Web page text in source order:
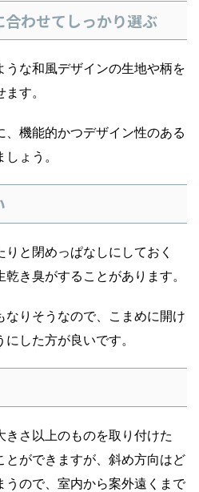
わせてしっかり選ぶ
な和風デザインの生地や柄を
す。
機能的かつデザイン性のある
ょう。
と閉めっぱなしにしておく
き臭がすることがあります。
なりそうなので、こまめに開け
した方が良いです。
さ以上のものを取り付けた
とができますが、斜め方向はど
うので、室内から案外遠くまで